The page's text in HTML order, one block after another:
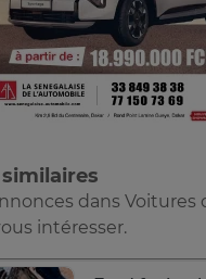
dans Voitures
intéresser.